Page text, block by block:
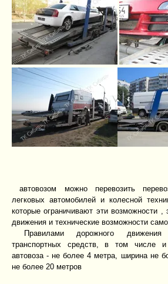
автовозом можно перевозить
легковых автомобилей и колесной
которые ограничивают эти возможности ,
движения и технические возможности
Правилами дорожного движения
транспортных средств, в том числе
автовоза - не более 4 метра, ширина не
не более 20 метров